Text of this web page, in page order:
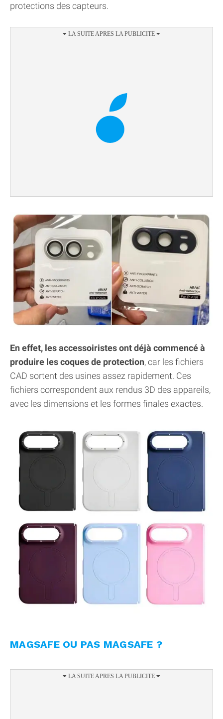
protections des capteurs.
En effet, les accessoiristes ont déjà commencé à
produire les coques de protection, car les fichiers
CAD sortent des usines assez rapidement. Ces
fichiers correspondent aux rendus 3D des appareils,
avec les dimensions et les formes finales exactes.
MAGSAFE OU PAS MAGSAFE ?